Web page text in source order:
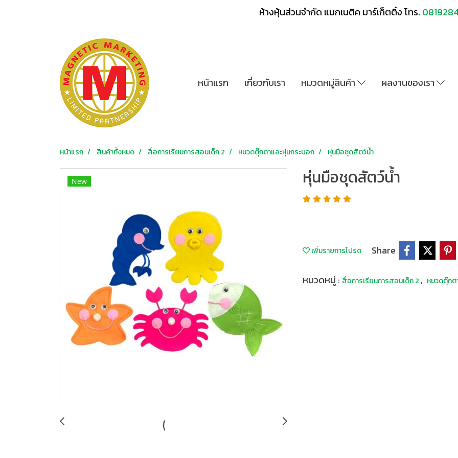
ห้างหุ้นส่วนจำกัด แมกเนติค มาร์เก็ตติ้ง โทร.
หน้าแรก เกี่ยวกับเรา หมวดหมู่สินค้า ผลงานของเรา
หน้าแรก สินค้าทั้งหมด สื่อการเรียนการสอนเด็ก 2 หมวดตุ๊กตาและหุ่นกระบอก หุ่นมือชุดสัตว์น้ำ
New หุ่นมือชุดสัตว์น้ำ
เพิ่มรายการโปรด Share
หมวดหมู่ : สื่อการเรียนการสอนเด็ก 2 , หมวดตุ๊กต